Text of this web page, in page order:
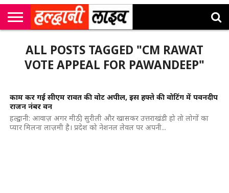
एम
कॉर्नर
उत्तराखंड
न्यूज़
खेल
मनोरंजन
सम्पादकीय
जॉब
अलर्ट्स
ALL POSTS TAGGED "CM RAWAT
VOTE APPEAL FOR PAWANDEEP"
काम कर गई सीएम रावत की वोट अपील, इस हफ्ते की वोटिंग में पवनदीप
राजन नंबर वन
हल्द्वानी: आवाज़ अगर मीठी, सुरीली और खासकर उत्तराखंडी हो तो लोगों का
प्यार मिलना लाज़मी है। प्रदेश को नेशनल लेवल पर अपनी...